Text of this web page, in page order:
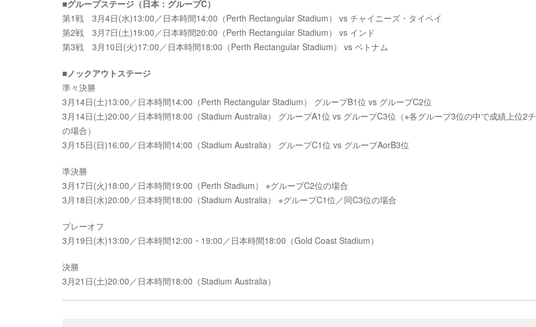
■グループステージ（日本：グループC）
第1戦 3月4日(水)13:00／日本時間14:00（Perth Rectangular Stadium） vs チャイニーズ・タイペイ
第2戦 3月7日(土)19:00／日本時間20:00（Perth Rectangular Stadium） vs インド
第3戦 3月10日(火)17:00／日本時間18:00（Perth Rectangular Stadium） vs ベトナム
■ノックアウトステージ
準々決勝
3月14日(土)13:00／日本時間14:00（Perth Rectangular Stadium） グループB1位 vs グループC2位
3月14日(土)20:00／日本時間18:00（Stadium Australia） グループA1位 vs グループC3位（※各グループ3位の中で成績上位2
の場合）
3月15日(日)16:00／日本時間14:00（Stadium Australia） グループC1位 vs グループAorB3位
準決勝
3月17日(火)18:00／日本時間19:00（Perth Stadium） ※グループC2位の場合
3月18日(水)20:00／日本時間18:00（Stadium Australia） ※グループC1位／同C3位の場合
プレーオフ
3月19日(木)13:00／日本時間12:00・19:00／日本時間18:00（Gold Coast Stadium）
決勝
3月21日(土)20:00／日本時間18:00（Stadium Australia）